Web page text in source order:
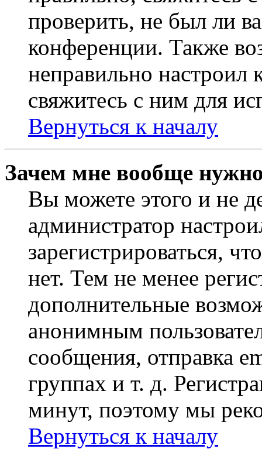
проверить, не был ли
конференции. Также
неправильно
свяжитесь с ним для
Вернуться к началу
Зачем мне вообще
Вы можете этого и не
администратор
зарегистрироваться,
нет. Тем не менее
дополнительные
анонимным
сообщения, отправка
группах и т. д.
минут, поэтому мы
Вернуться к началу